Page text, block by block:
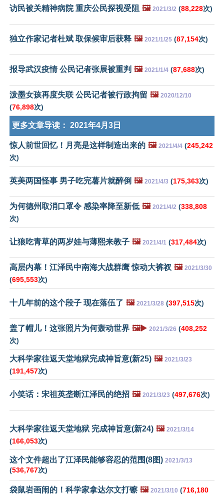
访民被关精神病院 重庆公民探视受阻 🖼️ 2021/3/2 (88,228次)
独立作家记者杜斌 取保候审后获释 🖼️ 2021/1/25 (87,154次)
报导武汉疫情 公民记者张展被重判 🖼️ 2021/1/4 (87,688次)
泼墨女孩再度失联 公民记者被行政拘留 🖼️ 2020/12/10
(76,898次)
更多文章导读： 2021年4月3日
惊人前世回忆！月亮是这样制造出来的 🖼️ 2021/4/4 (245,242
次)
英美两国怪事 男子吃完薯片就醉倒 🖼️ 2021/4/3 (175,363次)
为何德州取消口罩令 感染率降至新低 🖼️ 2021/4/2 (338,808
次)
让狼吃青草的两岁娃与薄熙来教子 🖼️ 2021/4/1 (317,484次)
高层内幕！江泽民中南海大战群鹰 惊动大裤衩 🖼️ 2021/3/30
(695,553次)
十几年前的这个段子 现在落伍了 🖼️ 2021/3/28 (397,515次)
盖了帽儿！这张照片为何轰动世界 🖼️▶️ 2021/3/26 (408,252
次)
大科学家往返天堂地狱完成神旨意(新25) 🖼️ 2021/3/23
(191,457次)
小笑话：宋祖英垄断江泽民的绝招 🖼️ 2021/3/23 (497,676次)
大科学家往返天堂地狱 完成神旨意(新24) 🖼️ 2021/3/14
(166,053次)
这个文件超出了江泽民能够容忍的范围(8图) 2021/3/13
(536,767次)
袋鼠岩画闹的！科学家拿达尔文打镲 🖼️ 2021/3/10 (716,180